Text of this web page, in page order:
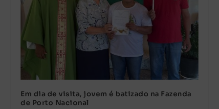
Em dia de visita, jovem é batizado na Fazenda
de Porto Nacional